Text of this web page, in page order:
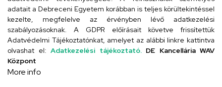
Szervezeti telefonkönyv
UD telefonkönyv
adatait a Debreceni Egyetem korábban is teljes körültekintéssel
kezelte, megfelelve az érvényben lévő adatkezelési
szabályozásoknak. A GDPR előírásait követve frissítettük
Adatvédelmi Tájékoztatónkat, amelyet az alábbi linkre kattintva
olvashat el: Adatkezelési tájékoztató. DE Kancellária WAV
Központ
More info